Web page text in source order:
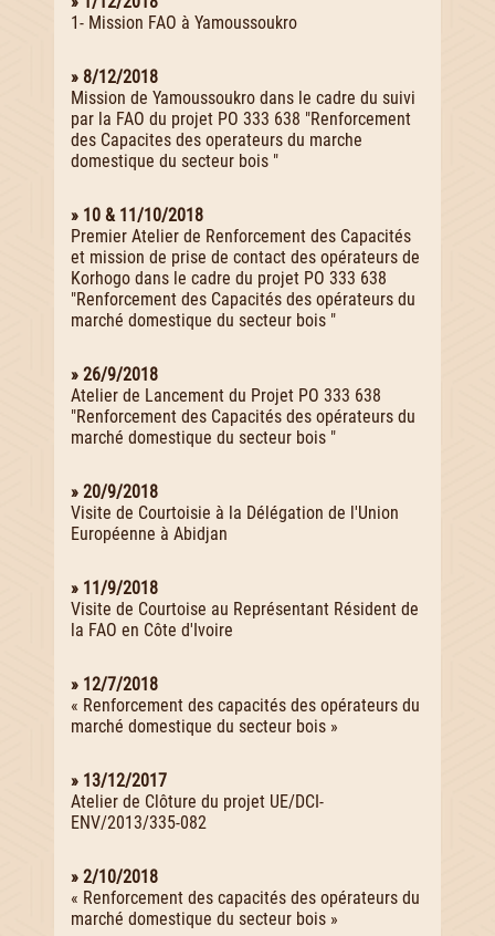
1- Mission FAO à Yamoussoukro
» 8/12/2018
Mission de Yamoussoukro dans le cadre du suivi
par la FAO du projet PO 333 638 "Renforcement
des Capacites des operateurs du marche
domestique du secteur bois "
» 10 & 11/10/2018
Premier Atelier de Renforcement des Capacités
et mission de prise de contact des opérateurs de
Korhogo dans le cadre du projet PO 333 638
"Renforcement des Capacités des opérateurs du
marché domestique du secteur bois "
» 26/9/2018
Atelier de Lancement du Projet PO 333 638
"Renforcement des Capacités des opérateurs du
marché domestique du secteur bois "
» 20/9/2018
Visite de Courtoisie à la Délégation de l'Union
Européenne à Abidjan
» 11/9/2018
Visite de Courtoise au Représentant Résident de
la FAO en Côte d'Ivoire
» 12/7/2018
« Renforcement des capacités des opérateurs du
marché domestique du secteur bois »
» 13/12/2017
Atelier de Clôture du projet UE/DCI-
ENV/2013/335-082
» 2/10/2018
« Renforcement des capacités des opérateurs du
marché domestique du secteur bois »